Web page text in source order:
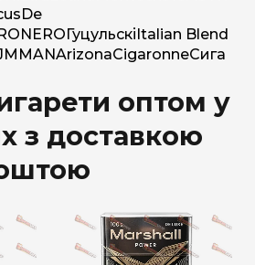
De
NERO Гуцульскі Italian Blend
MANArizonaCigaronneСига
оптом у
з доставкою